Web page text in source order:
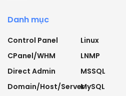
Danh mục
Control Panel
CPanel/WHM
Direct Admin
Domain/Host/Server
Linux
LNMP
MSSQL
MySQL